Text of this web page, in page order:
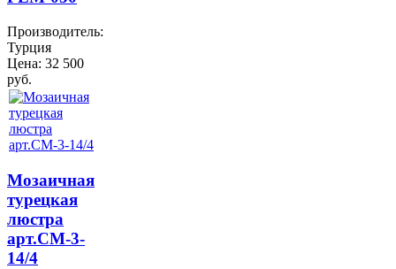
Производитель:
Турция
Цена: 32 500
руб.
Мозаичная
турецкая
люстра
арт.CM-3-
14/4